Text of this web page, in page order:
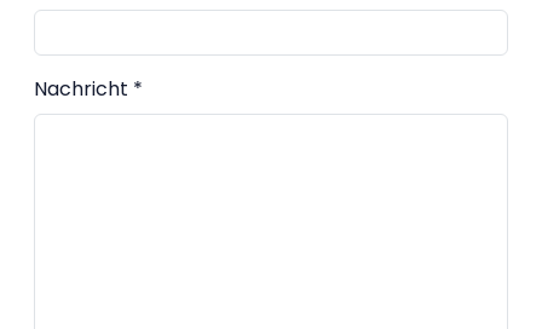
Nachricht *